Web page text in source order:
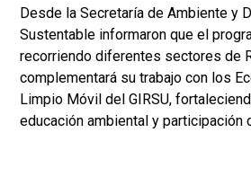
Desde la Secretaría de Ambiente y
Sustentable informaron que el
recorriendo diferentes sectores de
complementará su trabajo con los
Limpio Móvil del GIRSU,
educación ambiental y participación